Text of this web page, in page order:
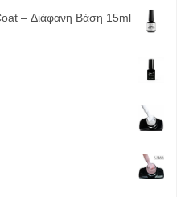
– Διάφανη Βάση 15ml